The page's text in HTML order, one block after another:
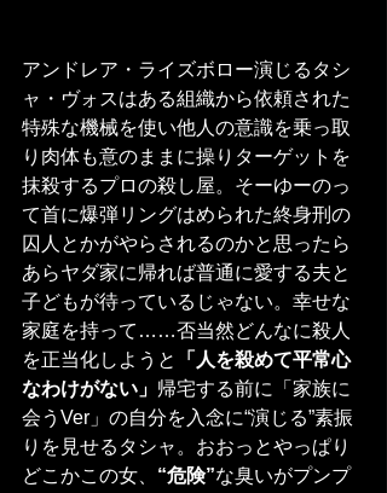
アンドレア・ライズボロー演じるタシ
ャ・ヴォスはある組織から依頼された
特殊な機械を使い他人の意識を乗っ取
り肉体も意のままに操りターゲットを
抹殺するプロの殺し屋。そーゆーのっ
て首に爆弾リングはめられた終身刑の
囚人とかがやらされるのかと思ったら
あらヤダ家に帰れば普通に愛する夫と
子どもが待っているじゃない。幸せな
家庭を持って……否当然どんなに殺人
を正当化しようと
「人を殺めて平常心
なわけがない」 帰宅する前に「家族に
会うVer」の自分を入念に“演じる”素振
りを見せるタシャ。おおっとやっぱり
どこかこの女、 “危険”な臭いがプンプ